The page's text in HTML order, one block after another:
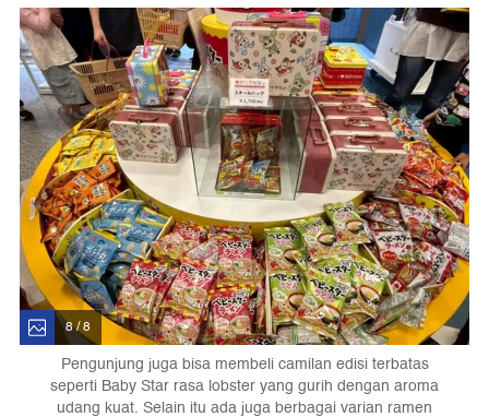
8 / 8
Pengunjung juga bisa membeli camilan edisi terbatas
seperti Baby Star rasa lobster yang gurih dengan aroma
udang kuat. Selain itu ada juga berbagai varian ramen